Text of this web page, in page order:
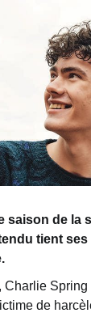
saison de la
tient
Charlie
de